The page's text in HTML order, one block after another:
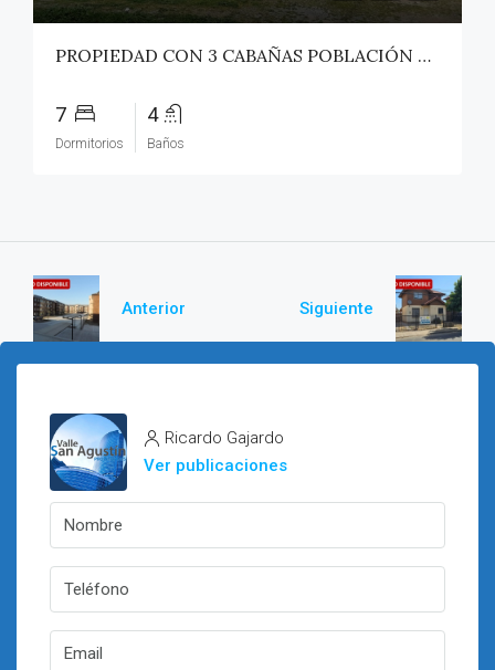
PROPIEDAD CON 3 CABAÑAS POBLACIÓN ROSS – PICHILEMU
7
Dormitorios
4
Baños
Anterior Siguiente
Ricardo Gajardo
Ver publicaciones